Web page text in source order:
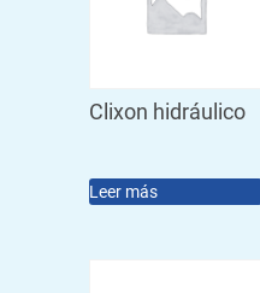
Clixon hidráulico
Leer más